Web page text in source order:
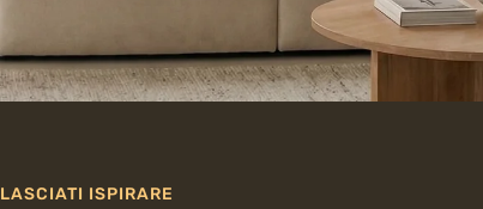
LASCIATI ISPIRARE